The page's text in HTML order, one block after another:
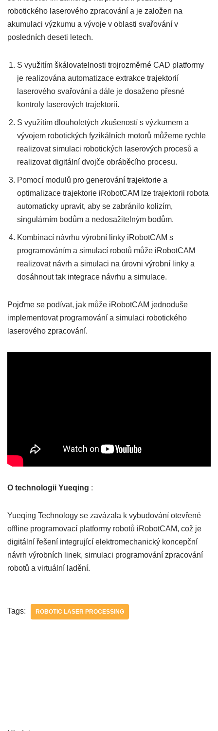
robotického laserového zpracování a je založen na
akumulaci výzkumu a vývoje v oblasti svařování v
posledních deseti letech.
S využitím škálovatelnosti trojrozměrné CAD platformy
je realizována automatizace extrakce trajektorií
laserového svařování a dále je dosaženo přesné
kontroly laserových trajektorií.
S využitím dlouholetých zkušeností s výzkumem a
vývojem robotických fyzikálních motorů můžeme rychle
realizovat simulaci robotických laserových procesů a
realizovat digitální dvojče obráběcího procesu.
Pomocí modulů pro generování trajektorie a
optimalizace trajektorie iRobotCAM lze trajektorii robota
automaticky upravit, aby se zabránilo kolizím,
singulárním bodům a nedosažitelným bodům.
Kombinací návrhu výrobní linky iRobotCAM s
programováním a simulací robotů může iRobotCAM
realizovat návrh a simulaci na úrovni výrobní linky a
dosáhnout tak integrace návrhu a simulace.
Pojďme se podívat, jak může iRobotCAM jednoduše
implementovat programování a simulaci robotického
laserového zpracování.
O technologii Yueqing :
Yueqing Technology se zavázala k vybudování otevřené
offline programovací platformy robotů iRobotCAM, což je
digitální řešení integrující elektromechanický koncepční
návrh výrobních linek, simulaci programování zpracování
robotů a virtuální ladění.
Tags: ROBOTIC LASER PROCESSING